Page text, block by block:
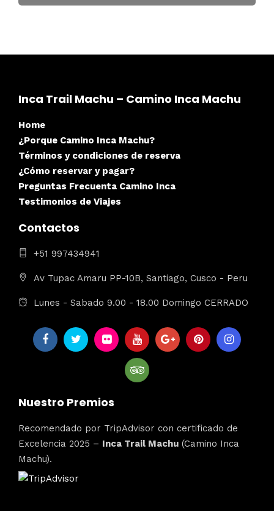
Inca Trail Machu – Camino Inca Machu
Home
¿Porque Camino Inca Machu?
Términos y condiciones de reserva
¿Cómo reservar y pagar?
Preguntas Frecuenta Camino Inca
Testimonios de Viajes
Contactos
+51 997434941
Av Tupac Amaru PP-10B, Santiago, Cusco - Peru
Lunes - Sabado 9.00 - 18.00 Domingo CERRADO
Nuestro Premios
Recomendado por TripAdvisor con certificado de
Excelencia 2025 – Inca Trail Machu (Camino Inca
Machu).